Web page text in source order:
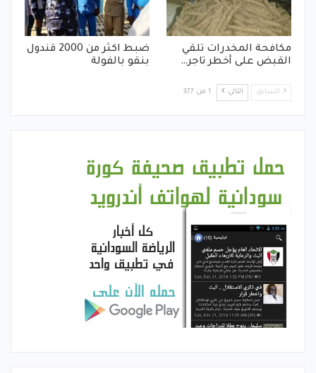
مكافحة المخدرات تلقي
القبض على أخطر تاجر…
ضبط اكثر من 2000 قندول
بنقو بالفولة
السابق التالي 1 من 377